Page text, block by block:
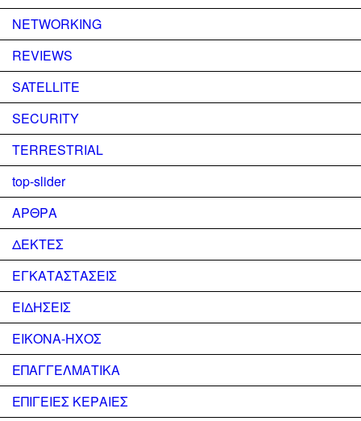
NETWORKING
REVIEWS
SATELLITE
SECURITY
TERRESTRIAL
top-slider
ΑΡΘΡΑ
ΔΕΚΤΕΣ
ΕΓΚΑΤΑΣΤΑΣΕΙΣ
ΕΙΔΗΣΕΙΣ
ΕΙΚΟΝΑ-ΗΧΟΣ
ΕΠΑΓΓΕΛΜΑΤΙΚΑ
ΕΠΙΓΕΙΕΣ ΚΕΡΑΙΕΣ